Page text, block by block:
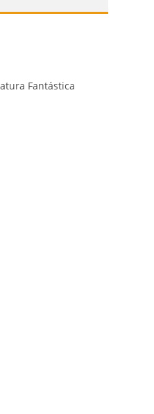
Fantástica